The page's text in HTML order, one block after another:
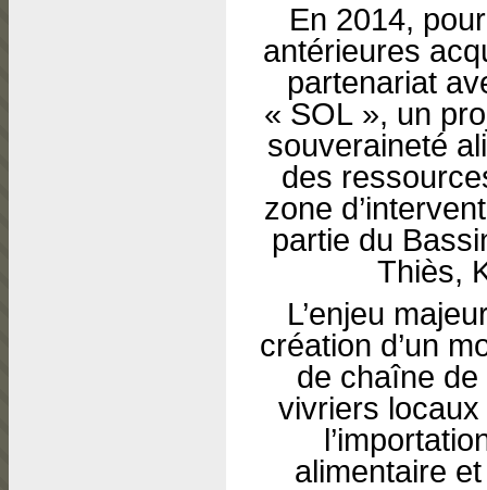
En 2014,
antérieures
partenariat
« SOL », un
souveraineté
des
zone
partie du
Thiès,
L’enjeu
création d’un
de chaîne
vivriers
alimentaire